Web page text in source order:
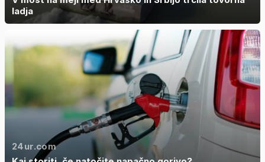
ladja
24ur.com